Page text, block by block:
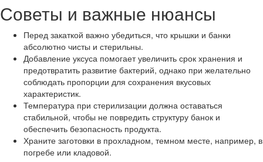
Советы и важные нюансы
Перед закаткой важно убедиться, что крышки и банки
абсолютно чисты и стерильны.
Добавление уксуса помогает увеличить срок хранения и
предотвратить развитие бактерий, однако при желательно
соблюдать пропорции для сохранения вкусовых
характеристик.
Температура при стерилизации должна оставаться
стабильной, чтобы не повредить структуру банок и
обеспечить безопасность продукта.
Храните заготовки в прохладном, темном месте, например, в
погребе или кладовой.